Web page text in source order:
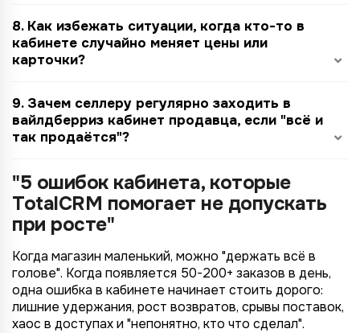
8. Как избежать ситуации, когда кто-то в
кабинете случайно меняет цены или
карточки?
9. Зачем селлеру регулярно заходить в
вайлдберриз кабинет продавца, если "всё и
так продаётся"?
"5 ошибок кабинета, которые
TotalCRM помогает не допускать
при росте"
Когда магазин маленький, можно "держать всё в
голове". Когда появляется 50-200+ заказов в день,
одна ошибка в кабинете начинает стоить дорого:
лишние удержания, рост возвратов, срывы поставок,
хаос в доступах и "непонятно, кто что сделал".